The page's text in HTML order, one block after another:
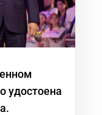
удостоена